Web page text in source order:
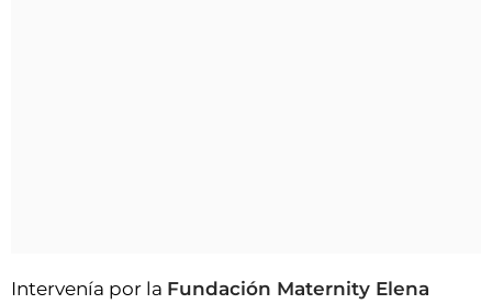
Intervenía por la Fundación Maternity Elena